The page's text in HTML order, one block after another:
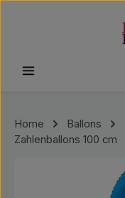
Home Ballons
Zahlenballons 100 cm